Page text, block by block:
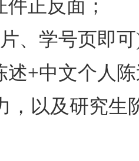
正反面；
、学号页即可
述+中文个人
，以及研究生